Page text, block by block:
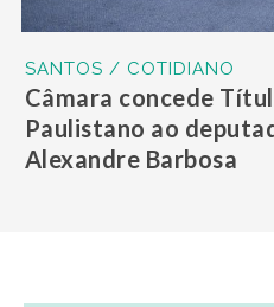
SANTOS / COTIDIANO
Câmara concede
Paulistano ao
Alexandre Barbosa